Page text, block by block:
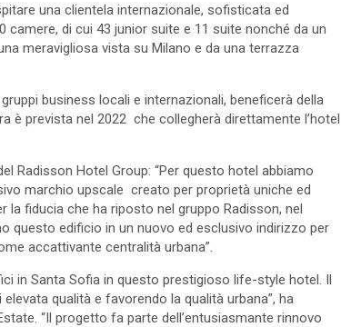
una clientela internazionale, sofisticata ed
di cui 43 junior suite e 11 suite nonché da un
meravigliosa vista su Milano e da una terrazza
business locali e internazionali, beneficerà della
è prevista nel 2022 che collegherà direttamente l’hotel
Radisson Hotel Group: “Per questo hotel abbiamo
marchio upscale creato per proprietà uniche ed
la fiducia che ha riposto nel gruppo Radisson, nel
questo edificio in un nuovo ed esclusivo indirizzo per
accattivante centralità urbana”.
in Santa Sofia in questo prestigioso life-style hotel. Il
qualità e favorendo la qualità urbana”, ha
“Il progetto fa parte dell’entusiasmante rinnovo